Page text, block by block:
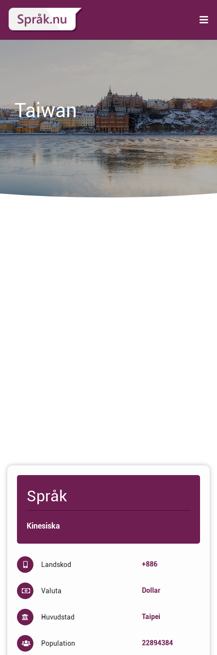
Taiwan
Språk
Kinesiska
Landskod +886
Valuta Dollar
Huvudstad Taipei
Population 22894384